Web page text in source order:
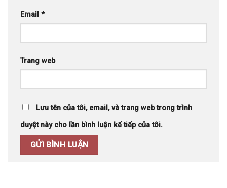
Email *
Trang web
Lưu tên của tôi, email, và trang web trong trình
duyệt này cho lần bình luận kế tiếp của tôi.